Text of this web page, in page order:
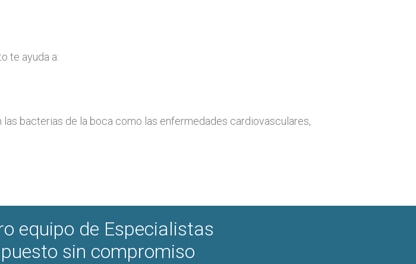
te ayuda a:
bacterias de la boca como las enfermedades cardiovasculares,
equipo de Especialistas
sin compromiso